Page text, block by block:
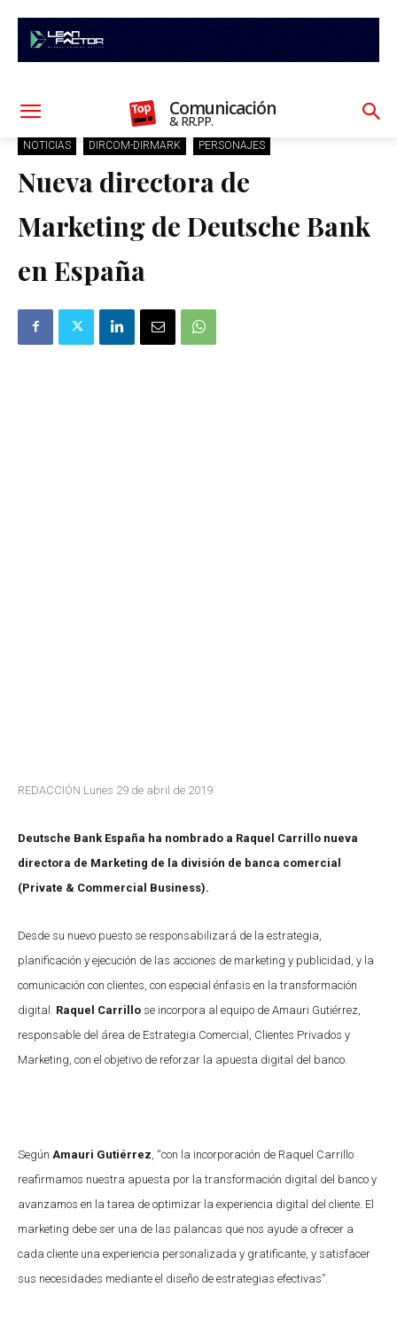
Comunicación
& RR.PP.
NOTICIAS DIRCOM-DIRMARK PERSONAJES
Nueva directora de
Marketing de Deutsche Bank
en España
REDACCIÓN Lunes 29 de abril de 2019
Deutsche Bank España ha nombrado a Raquel Carrillo nueva
directora de Marketing de la división de banca comercial
(Private & Commercial Business).
Desde su nuevo puesto se responsabilizará de la estrategia,
planificación y ejecución de las acciones de marketing y publicidad, y la
comunicación con clientes, con especial énfasis en la transformación
digital. Raquel Carrillo se incorpora al equipo de Amauri Gutiérrez,
responsable del área de Estrategia Comercial, Clientes Privados y
Marketing, con el objetivo de reforzar la apuesta digital del banco.
Según Amauri Gutiérrez , “con la incorporación de Raquel Carrillo
reafirmamos nuestra apuesta por la transformación digital del banco y
avanzamos en la tarea de optimizar la experiencia digital del cliente. El
marketing debe ser una de las palancas que nos ayude a ofrecer a
cada cliente una experiencia personalizada y gratificante, y satisfacer
sus necesidades mediante el diseño de estrategias efectivas”.